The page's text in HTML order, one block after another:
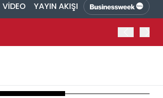
VİDEO YAYIN AKIŞI